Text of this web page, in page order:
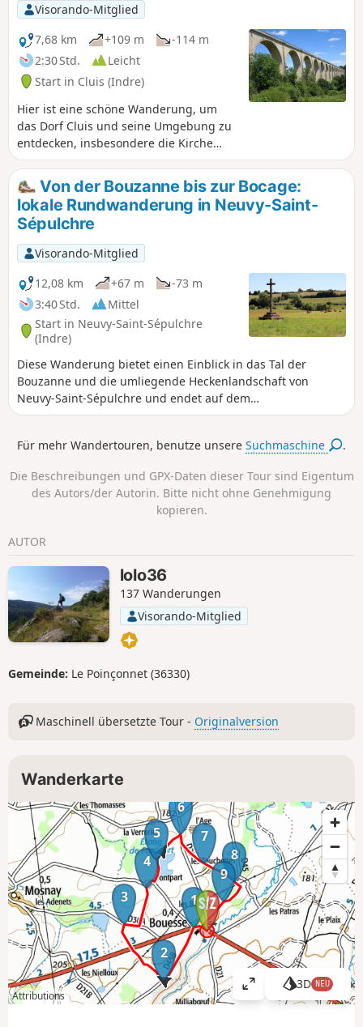
Visorando-Mitglied
7,68 km
+109 m
-114 m
2:30 Std.
Leicht
Start in Cluis (Indre)
Hier ist eine schöne Wanderung, um
das Dorf Cluis und seine Umgebung zu
entdecken, insbesondere die Kirche
Saint-Paxent, die Überreste der
Feudalburg und das Viadukt.
Von der Bouzanne bis zur Bocage:
lokale Rundwanderung in Neuvy-Saint-
Sépulchre
Visorando-Mitglied
12,08 km
+67 m
-73 m
3:40 Std.
Mittel
Start in Neuvy-Saint-Sépulchre
(Indre)
Diese Wanderung bietet einen Einblick in das Tal der
Bouzanne und die umliegende Heckenlandschaft von
Neuvy-Saint-Sépulchre und endet auf dem
Entdeckungsparcours des Dorfes mit der prächtigen
Für mehr Wandertouren, benutze unsereSuchmaschine .
Die Beschreibungen und GPX-Daten dieser Tour sind Eigentum
des Autors/der Autorin. Bitte nicht ohne Genehmigung
kopieren.
AUTOR
lolo36
137 Wanderungen
Visorando-Mitglied
Gemeinde: Le Poinçonnet (36330)
Maschinell übersetzte Tour - Originalversion
Wanderkarte
1
2
3
4
5
6
7
8
9
Attributions
K
3D NEU